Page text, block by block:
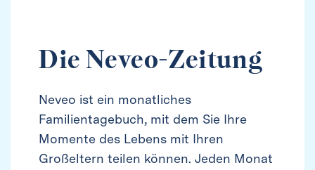
Die Neveo-Zeitung
Neveo ist ein monatliches
Familientagebuch, mit dem Sie Ihre
Momente des Lebens mit Ihren
Großeltern teilen können. Jeden Monat